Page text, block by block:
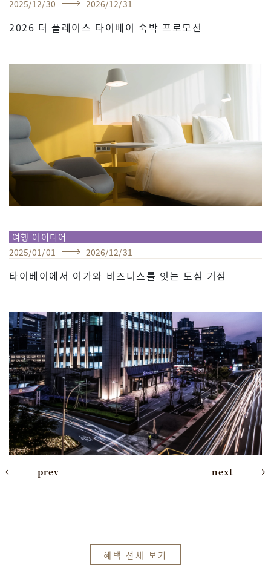
2025/12/30 2026/12/31
2026 더 플레이스 타이베이 숙박 프로모션
여행 아이디어
2025/01/01 2026/12/31
타이베이에서 여가와 비즈니스를 잇는 도심 거점
prev next
혜택 전체 보기